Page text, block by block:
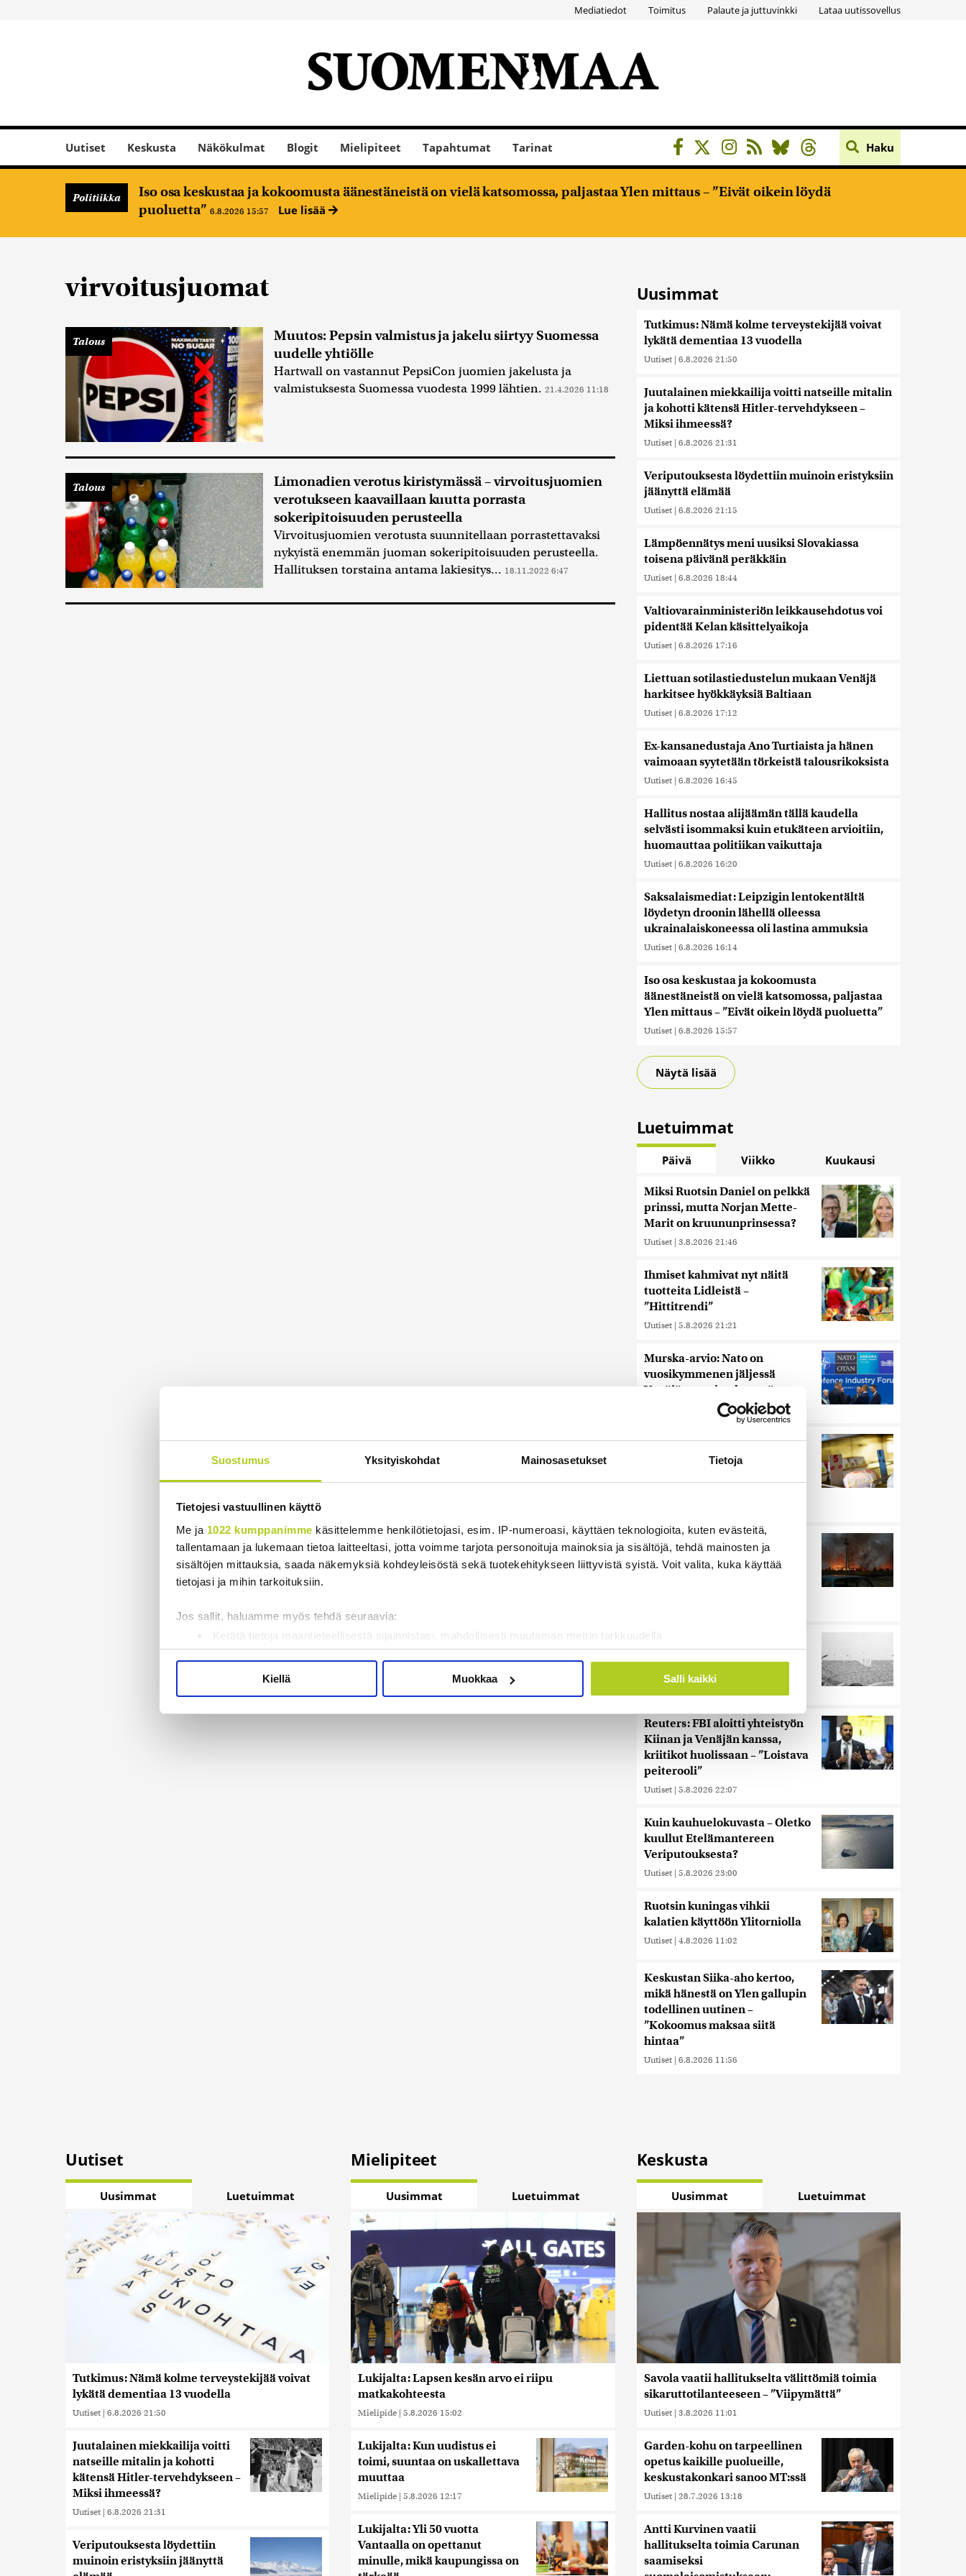
Suostumus Yksityiskohdat Mainosasetukset Tietoja
Tietojesi vastuullinen käyttö
Me ja 1022 kumppanimme käsittelemme henkilötietojasi, esim. IP-numeroasi, käyttäen teknologioita, kuten evästeitä,
tallentamaan ja lukemaan tietoa laitteeltasi, jotta voimme tarjota personoituja mainoksia ja sisältöjä, tehdä mainosten ja
sisältöjen mittauksia, saada näkemyksiä kohdeyleisöstä sekä tuotekehitykseen liittyvistä syistä. Voit valita, kuka käyttää
tietojasi ja mihin tarkoituksiin.
Jos sallit, haluamme myös tehdä seuraavia:
Kerätä tietoja maantieteellisestä sijainnistasi, mahdollisesti muutaman metrin tarkkuudella
Tunnistaa laitteesi skannaamalla sen ominaispiirteitä aktiivisesti (sormenjäljen muodostaminen)
Lue lisää siitä, miten henkilötietojasi käsitellään ja miten voit määrittää asetuksesi
. Voit muuttaa
Käytämme evästeitä tarjoamamme sisällön ja mainosten räätälöimiseen, sosiaalisen median ominaisuuksien tukemiseen
ja kävijämäärämme analysoimiseen. Lisäksi jaamme sosiaalisen median, mainosalan ja analytiikka-alan
kumppaneillemme tietoja siitä, miten käytät sivustoamme. Kumppanimme voivat yhdistää näitä tietoja muihin tietoihin, joita
olet antanut heille tai joita on kerätty, kun olet käyttänyt heidän palvelujaan. Tietoja saatetaan myös siirtää ulkomaille.
Kiellä Muokkaa Salli kaikki
Mediatiedot Toimitus Palaute ja juttuvinkki Lataa uutissovellus
Uutiset Keskusta Näkökulmat Blogit Mielipiteet Tapahtumat Tarinat Haku
Politiikka
Iso osa keskustaa ja kokoomusta äänestäneistä on vielä katsomossa, paljastaa Ylen mittaus – ”Eivät oikein löydä
puoluetta” 6.8.2026 15:57 Lue lisää
virvoitusjuomat
Talous
Muutos: Pepsin valmistus ja jakelu siirtyy Suomessa
uudelle yhtiölle
Hartwall on vastannut PepsiCon juomien jakelusta ja
valmistuksesta Suomessa vuodesta 1999 lähtien. 21.4.2026 11:18
Talous
Limonadien verotus kiristymässä – virvoitusjuomien
verotukseen kaavaillaan kuutta porrasta
sokeripitoisuuden perusteella
Virvoitusjuomien verotusta suunnitellaan porrastettavaksi
nykyistä enemmän juoman sokeripitoisuuden perusteella.
Hallituksen torstaina antama lakiesitys... 18.11.2022 6:47
Uusimmat
Tutkimus: Nämä kolme terveystekijää voivat
lykätä dementiaa 13 vuodella
Uutiset | 6.8.2026 21:50
Juutalainen miekkailija voitti natseille mitalin
ja kohotti kätensä Hitler-tervehdykseen –
Miksi ihmeessä?
Uutiset | 6.8.2026 21:31
Veriputouksesta löydettiin muinoin eristyksiin
jäänyttä elämää
Uutiset | 6.8.2026 21:15
Lämpöennätys meni uusiksi Slovakiassa
toisena päivänä peräkkäin
Uutiset | 6.8.2026 18:44
Valtiovarainministeriön leikkausehdotus voi
pidentää Kelan käsittelyaikoja
Uutiset | 6.8.2026 17:16
Liettuan sotilastiedustelun mukaan Venäjä
harkitsee hyökkäyksiä Baltiaan
Uutiset | 6.8.2026 17:12
Ex-kansanedustaja Ano Turtiaista ja hänen
vaimoaan syytetään törkeistä talousrikoksista
Uutiset | 6.8.2026 16:45
Hallitus nostaa alijäämän tällä kaudella
selvästi isommaksi kuin etukäteen arvioitiin,
huomauttaa politiikan vaikuttaja
Uutiset | 6.8.2026 16:20
Saksalaismediat: Leipzigin lentokentältä
löydetyn droonin lähellä olleessa
ukrainalaiskoneessa oli lastina ammuksia
Uutiset | 6.8.2026 16:14
Iso osa keskustaa ja kokoomusta
äänestäneistä on vielä katsomossa, paljastaa
Ylen mittaus – ”Eivät oikein löydä puoluetta”
Uutiset | 6.8.2026 15:57
Näytä lisää
Luetuimmat
Päivä Viikko Kuukausi
Miksi Ruotsin Daniel on pelkkä
prinssi, mutta Norjan Mette-
Marit on kruununprinsessa?
Uutiset | 3.8.2026 21:46
Ihmiset kahmivat nyt näitä
tuotteita Lidleistä –
”Hittitrendi”
Uutiset | 5.8.2026 21:21
Murska-arvio: Nato on
vuosikymmenen jäljessä
Venäjän suorituskyvystä
5.8.2026 22:15
Nämä ihmiset sairastuvat
muita herkemmin sydän- ja
Ukrainan mukaan yhtään
Venäjän ohjusta ei kyetty
pudottamaan iskussa, jossa
Harva tajusi Hitlerin
alla kyti
Reuters: FBI aloitti yhteistyön
Kiinan ja Venäjän kanssa,
kriitikot huolissaan – ”Loistava
peiterooli”
Uutiset | 5.8.2026 22:07
Kuin kauhuelokuvasta – Oletko
kuullut Etelämantereen
Veriputouksesta?
Uutiset | 5.8.2026 23:00
Ruotsin kuningas vihkii
kalatien käyttöön Ylitorniolla
Uutiset | 4.8.2026 11:02
Keskustan Siika-aho kertoo,
mikä hänestä on Ylen gallupin
todellinen uutinen –
”Kokoomus maksaa siitä
hintaa”
Uutiset | 6.8.2026 11:56
Uutiset
Uusimmat Luetuimmat
Tutkimus: Nämä kolme terveystekijää voivat
lykätä dementiaa 13 vuodella
Uutiset | 6.8.2026 21:50
Juutalainen miekkailija voitti
natseille mitalin ja kohotti
kätensä Hitler-tervehdykseen –
Miksi ihmeessä?
Uutiset | 6.8.2026 21:31
Veriputouksesta löydettiin
muinoin eristyksiin jäänyttä
Mielipiteet
Uusimmat Luetuimmat
Lukijalta: Lapsen kesän arvo ei riipu
matkakohteesta
Mielipide | 5.8.2026 15:02
Lukijalta: Kun uudistus ei
toimi, suuntaa on uskallettava
muuttaa
Mielipide | 5.8.2026 12:17
Lukijalta: Yli 50 vuotta
Vantaalla on opettanut
minulle, mikä kaupungissa on
Keskusta
Uusimmat Luetuimmat
Savola vaatii hallitukselta välittömiä toimia
sikaruttotilanteeseen – ”Viipymättä”
Uutiset | 3.8.2026 11:01
Garden-kohu on tarpeellinen
opetus kaikille puolueille,
keskustakonkari sanoo MT:ssä
Uutiset | 28.7.2026 13:18
Antti Kurvinen vaatii
hallitukselta toimia Carunan
saamiseksi